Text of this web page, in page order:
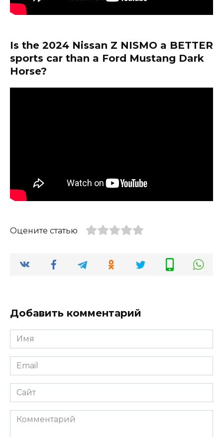
Is the 2024 Nissan Z NISMO a BETTER
sports car than a Ford Mustang Dark
Horse?
Оцените статью
Добавить комментарий
Имя
*
Email
*
Сайт
Комментарий